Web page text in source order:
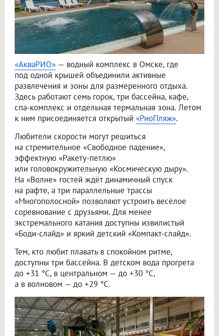
«АкваРИО» — водный комплекс в Омске, где
под одной крышей объединили активные
развлечения и зоны для размеренного отдыха.
Здесь работают семь горок, три бассейна, кафе,
спа-комплекс и отдельная термальная зона. Летом
к ним присоединяется открытый «РиоПляж».
Любители скорости могут решиться
на стремительное «Свободное падение»,
эффектную «Ракету-петлю»
или головокружительную «Космическую дыру».
На «Волне» гостей ждёт динамичный спуск
на рафте, а три параллельные трассы
«Многополосной» позволяют устроить весёлое
соревнование с друзьями. Для менее
экстремального катания доступны извилистый
«Боди-слайд» и яркий детский «Компакт-слайд».
Тем, кто любит плавать в спокойном ритме,
доступны три бассейна. В детском вода прогрета
до +31 °C, в центральном — до +30 °C,
а в волновом — до +29 °C.